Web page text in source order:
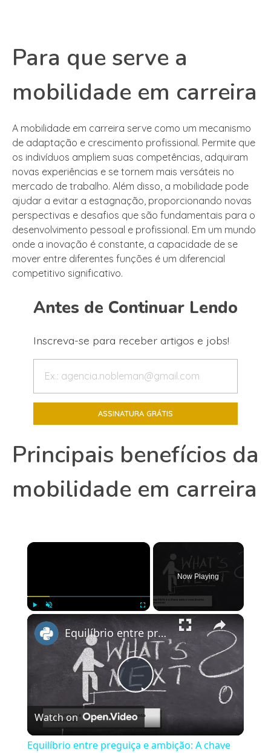
Para que serve a
mobilidade em carreira
A mobilidade em carreira serve como um mecanismo
de adaptação e crescimento profissional. Permite que
os indivíduos ampliem suas competências, adquiram
novas experiências e se tornem mais versáteis no
mercado de trabalho. Além disso, a mobilidade pode
ajudar a evitar a estagnação, proporcionando novas
perspectivas e desafios que são fundamentais para o
desenvolvimento pessoal e profissional. Em um mundo
onde a inovação é constante, a capacidade de se
mover entre diferentes funções é um diferencial
competitivo significativo.
Antes de Continuar Lendo
Inscreva-se para receber artigos e jobs!
Principais benefícios da
mobilidade em carreira
×
Now Playing
×
Play
Video
Equilíbrio entre preguiça e ambição: A chave para o sucesso profissional
Watch on
Equilíbrio entre preguiça e ambição: A chave